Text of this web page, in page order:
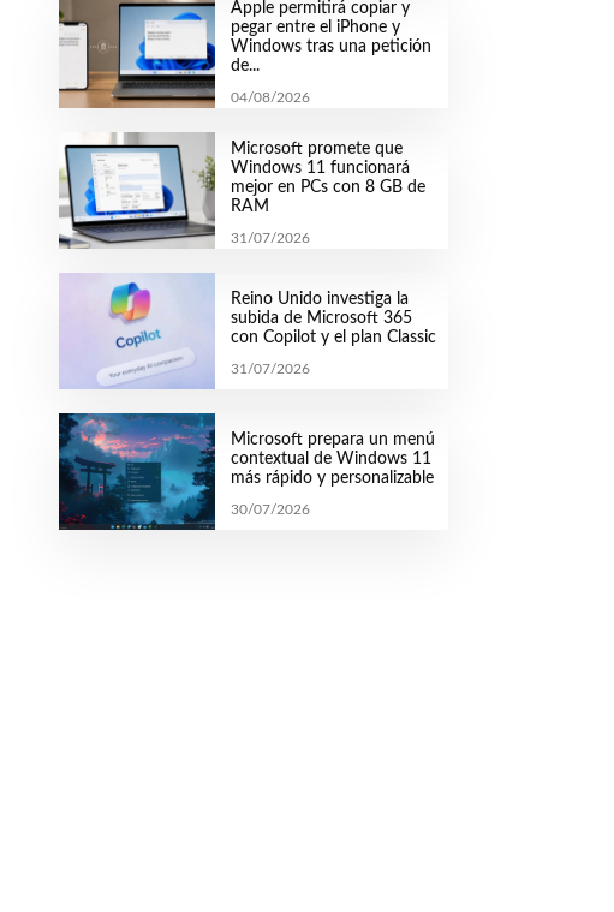
Apple permitirá copiar y
pegar entre el iPhone y
Windows tras una petición
de...
04/08/2026
Microsoft promete que
Windows 11 funcionará
mejor en PCs con 8 GB de
RAM
31/07/2026
Reino Unido investiga la
subida de Microsoft 365
con Copilot y el plan Classic
31/07/2026
Microsoft prepara un menú
contextual de Windows 11
más rápido y personalizable
30/07/2026